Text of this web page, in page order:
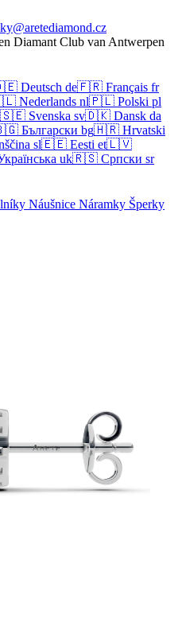
Diamant Club van Antwerpen
Deutsch de🇫🇷 Français fr
Nederlands nl🇵🇱 Polski pl
🇸🇪 Svenska sv🇩🇰 Dansk da
Български bg🇭🇷 Hrvatski
sl🇪🇪 Eesti et🇱🇻
uk🇷🇸 Српски sr
Náušnice Náramky Šperky